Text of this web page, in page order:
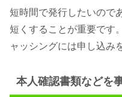
短時間で発行したいので
短くすることが重要です
ャッシングには申し込み
本人確認書類などを